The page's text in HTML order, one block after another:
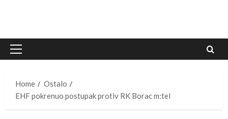
Primary
Home
Ostalo
EHF pokrenuo postupak protiv RK Borac m:tel